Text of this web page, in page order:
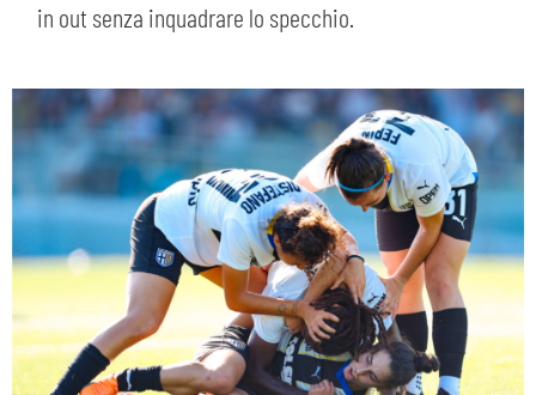
in out senza inquadrare lo specchio.